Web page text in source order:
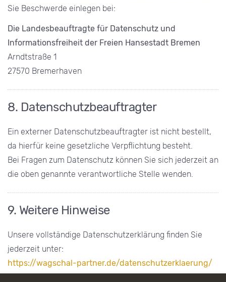
Sie Beschwerde einlegen bei:
Die Landesbeauftragte für Datenschutz und
Informationsfreiheit der Freien Hansestadt Bremen
Arndtstraße 1
27570 Bremerhaven
8. Datenschutzbeauftragter
Ein externer Datenschutzbeauftragter ist nicht bestellt,
da hierfür keine gesetzliche Verpflichtung besteht.
Bei Fragen zum Datenschutz können Sie sich jederzeit an
die oben genannte verantwortliche Stelle wenden.
9. Weitere Hinweise
Unsere vollständige Datenschutzerklärung finden Sie
jederzeit unter:
https://wagschal-partner.de/datenschutzerklaerung/